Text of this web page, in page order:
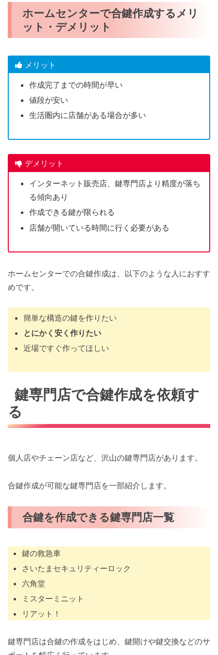
ホームセンターで合鍵作成するメリ
ット・デメリット
メリット
作成完了までの時間が早い
値段が安い
生活圏内に店舗がある場合が多い
デメリット
インターネット販売店、鍵専門店より精度が落ち
る傾向あり
作成できる鍵が限られる
店舗が開いている時間に行く必要がある
ホームセンターでの合鍵作成は、以下のような人におすす
めです。
簡単な構造の鍵を作りたい
とにかく安く作りたい
近場ですぐ作ってほしい
鍵専門店で合鍵作成を依頼す
る
個人店やチェーン店など、沢山の鍵専門店があります。
合鍵作成が可能な鍵専門店を一部紹介します。
合鍵を作成できる鍵専門店一覧
鍵の救急車
さいたまセキュリティーロック
六角堂
ミスターミニット
リアット！
鍵専門店は合鍵の作成をはじめ、鍵開けや鍵交換などのサ